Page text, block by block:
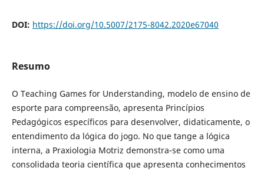
DOI: https://doi.org/10.5007/2175-8042.2020e67040
Resumo
O Teaching Games for Understanding, modelo de ensino de
esporte para compreensão, apresenta Princípios
Pedagógicos específicos para desenvolver, didaticamente, o
entendimento da lógica do jogo. No que tange a lógica
interna, a Praxiologia Motriz demonstra-se como uma
consolidada teoria científica que apresenta conhecimentos